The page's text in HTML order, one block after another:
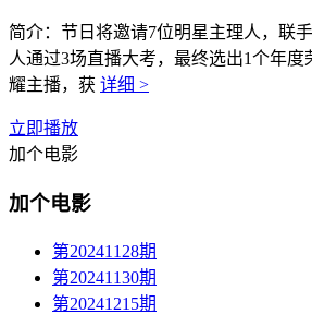
简介： 节日将邀请7位明星主理人，联
人通过3场直播大考，最终选出1个年度
耀主播，获 详细 >
立即播放
加个电影
加个电影
第20241128期
第20241130期
第20241215期